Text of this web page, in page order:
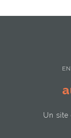
Un site